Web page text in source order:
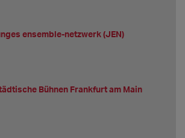
ensemble-netzwerk (JEN)
Bühnen Frankfurt am Main